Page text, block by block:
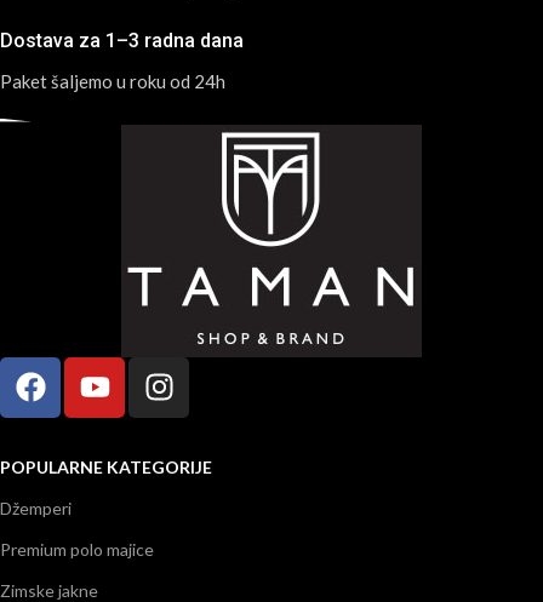
Dostava za 1–3 radna dana
Paket šaljemo u roku od 24h
POPULARNE KATEGORIJE
Džemperi
Premium polo majice
Zimske jakne